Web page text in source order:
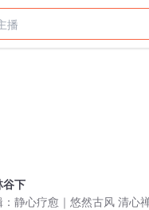
谷下
：静心疗愈｜悠然古风 清心